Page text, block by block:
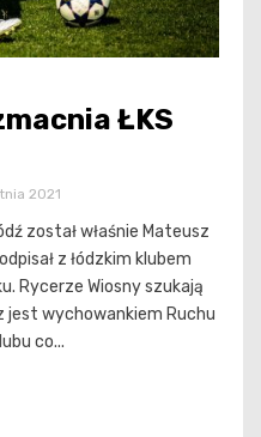
ŁKS
2021
został właśnie Mateusz
z łódzkim klubem
Rycerze Wiosny szukają
jest wychowankiem Ruchu
co...